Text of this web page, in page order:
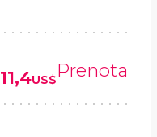
US$Prenota